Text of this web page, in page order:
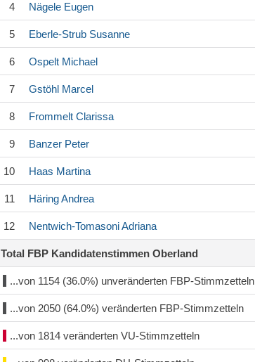
4 Nägele Eugen
5 Eberle-Strub Susanne
6 Ospelt Michael
7 Gstöhl Marcel
8 Frommelt Clarissa
9 Banzer Peter
10 Haas Martina
11 HäringAndrea
12 Nentwich-TomasoniAdriana
Total FBP Kandidatenstimmen Oberland
...von 1154 (36.0%) unveränderten FBP-Stimmzetteln
...von 2050 (64.0%) veränderten FBP-Stimmzetteln
...von 1814 veränderten VU-Stimmzetteln